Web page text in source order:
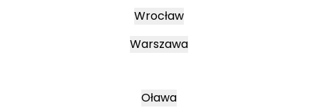
Wrocław
Warszawa
Oława